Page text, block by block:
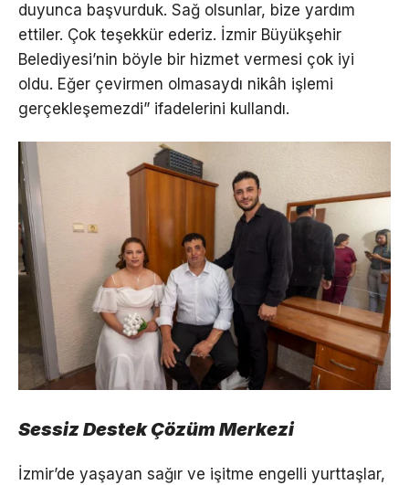
duyunca başvurduk. Sağ olsunlar, bize yardım
ettiler. Çok teşekkür ederiz. İzmir Büyükşehir
Belediyesi’nin böyle bir hizmet vermesi çok iyi
oldu. Eğer çevirmen olmasaydı nikâh işlemi
gerçekleşemezdi” ifadelerini kullandı.
Sessiz Destek Çözüm Merkezi
İzmir’de yaşayan sağır ve işitme engelli yurttaşlar,